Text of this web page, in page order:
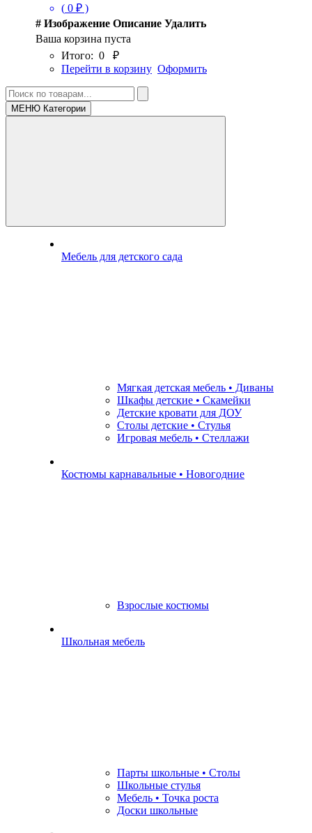
( 0 ₽ )
# Изображение Описание Удалить
Ваша корзина пуста
Итого: 0
₽
Перейти в корзину Оформить
МЕНЮ Категории
Мебель для детского сада
Мягкая детская мебель • Диваны
Шкафы детские • Скамейки
Детские кровати для ДОУ
Столы детские • Стулья
Игровая мебель • Стеллажи
Костюмы карнавальные • Новогодние
Взрослые костюмы
Школьная мебель
Парты школьные • Столы
Школьные стулья
Мебель • Точка роста
Доски школьные